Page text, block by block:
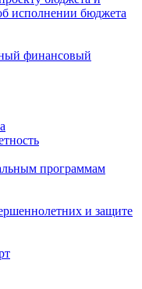
исполнении бюджета
финансовый
программам
и защите